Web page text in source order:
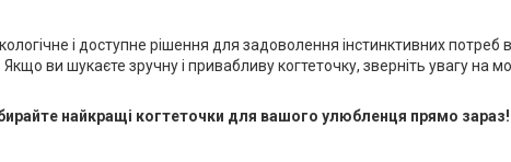
і доступне рішення для задоволення інстинктивних
ви шукаєте зручну і привабливу когтеточку, зверніть увагу
найкращі когтеточки для вашого улюбленця прямо зараз!